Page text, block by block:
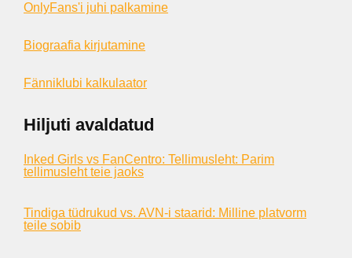
OnlyFans'i juhi palkamine
Biograafia kirjutamine
Fänniklubi kalkulaator
Hiljuti avaldatud
Inked Girls vs FanCentro: Tellimusleht: Parim
tellimusleht teie jaoks
Tindiga tüdrukud vs. AVN-i staarid: Milline platvorm
teile sobib